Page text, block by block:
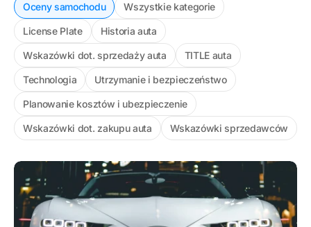
Oceny samochodu Wszystkie kategorie
License Plate Historia auta
Wskazówki dot. sprzedaży auta TITLE auta
Technologia Utrzymanie i bezpieczeństwo
Planowanie kosztów i ubezpieczenie
Wskazówki dot. zakupu auta Wskazówki sprzedawców